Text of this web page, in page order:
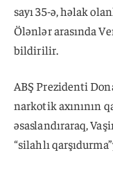
sayı 35-ə, həlak
Ölənlər arasında
bildirilir.
ABŞ Prezidenti
narkotik axınının
əsaslandıraraq,
“silahlı